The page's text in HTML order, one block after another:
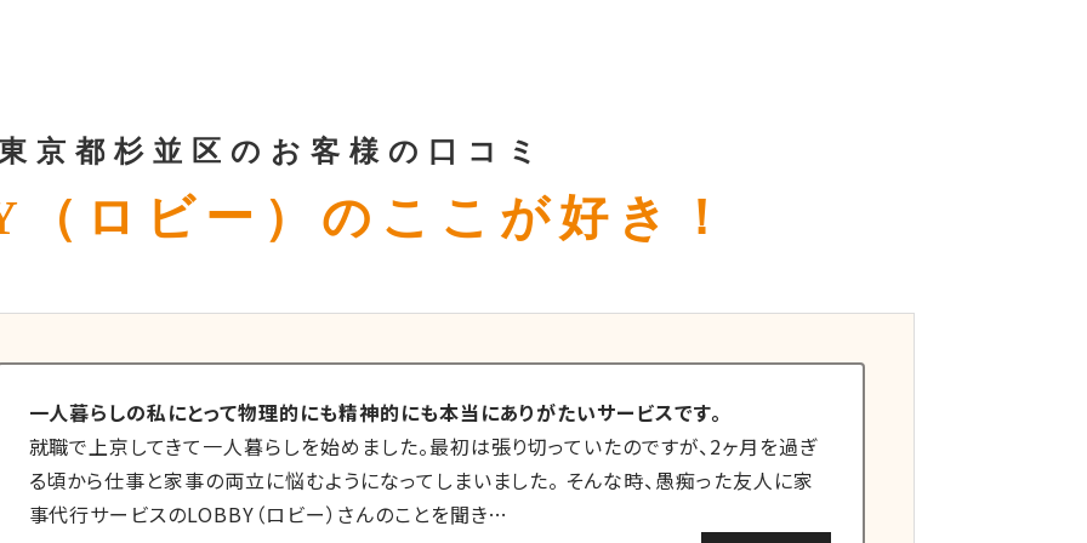
京都杉並区のお客様の口コミ
ロビー）のここが好き！
一人暮らしの私にとって物理的にも精神的にも本当にありがたいサービスです。
就職で上京してきて一人暮らしを始めました。最初は張り切っていたのですが、2ヶ月を過ぎ
る頃から仕事と家事の両立に悩むようになってしまいました。 そんな時、愚痴った友人に家
事代行サービスのLOBBY（ロビー）さんのことを聞き…